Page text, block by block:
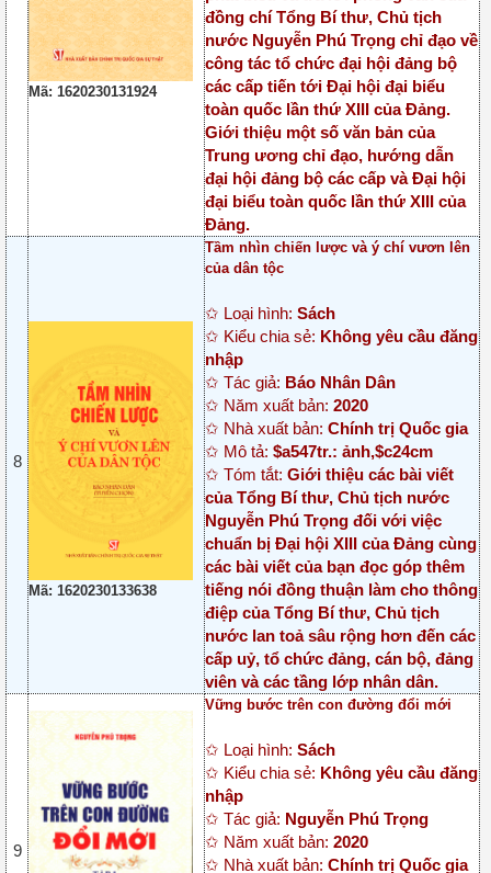
Mã: 1620230131924
đồng chí Tổng Bí thư, Chủ tịch
nước Nguyễn Phú Trọng chỉ đạo về
công tác tổ chức đại hội đảng bộ
các cấp tiến tới Đại hội đại biểu
toàn quốc lần thứ XIII của Đảng.
Giới thiệu một số văn bản của
Trung ương chỉ đạo, hướng dẫn
đại hội đảng bộ các cấp và Đại hội
đại biểu toàn quốc lần thứ XIII của
Đảng.
8
Mã: 1620230133638
Tầm nhìn chiến lược và ý chí vươn lên
của dân tộc
✩ Loại hình: Sách
✩ Kiểu chia sẻ: Không yêu cầu đăng
nhập
✩ Tác giả: Báo Nhân Dân
✩ Năm xuất bản: 2020
✩ Nhà xuất bản: Chính trị Quốc gia
✩ Mô tả: $a547tr.: ảnh,$c24cm
✩ Tóm tắt: Giới thiệu các bài viết
của Tổng Bí thư, Chủ tịch nước
Nguyễn Phú Trọng đối với việc
chuẩn bị Đại hội XIII của Đảng cùng
các bài viết của bạn đọc góp thêm
tiếng nói đồng thuận làm cho thông
điệp của Tổng Bí thư, Chủ tịch
nước lan toả sâu rộng hơn đến các
cấp uỷ, tổ chức đảng, cán bộ, đảng
viên và các tầng lớp nhân dân.
9
Vững bước trên con đường đổi mới
✩ Loại hình: Sách
✩ Kiểu chia sẻ: Không yêu cầu đăng
nhập
✩ Tác giả: Nguyễn Phú Trọng
✩ Năm xuất bản: 2020
✩ Nhà xuất bản: Chính trị Quốc gia